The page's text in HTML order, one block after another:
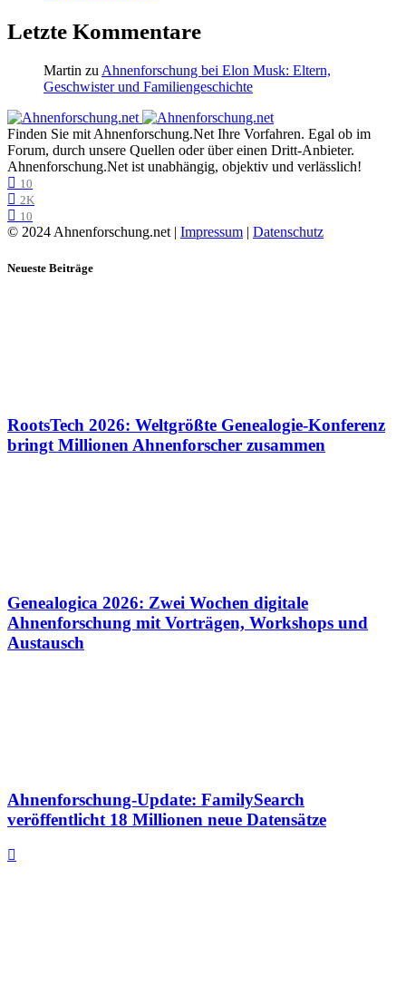
Letzte Kommentare
Martin zuAhnenforschung bei Elon Musk: Eltern,
Geschwister und Familiengeschichte
Finden Sie mit Ahnenforschung.Net Ihre Vorfahren. Egal ob im
Forum, durch unsere Quellen oder über einen Dritt-Anbieter.
Ahnenforschung.Net ist unabhängig, objektiv und verlässlich!
10
2K
10
© 2024 Ahnenforschung.net | Impressum | Datenschutz
Neueste Beiträge
RootsTech 2026: Weltgrößte Genealogie-Konferenz
bringt Millionen Ahnenforscher zusammen
Genealogica 2026: Zwei Wochen digitale
Ahnenforschung mit Vorträgen, Workshops und
Austausch
Ahnenforschung-Update: FamilySearch
veröffentlicht 18 Millionen neue Datensätze